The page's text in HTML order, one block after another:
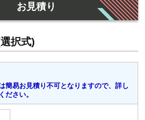
お見積り
簡易お見積り不可となりますので、詳し
ださい。